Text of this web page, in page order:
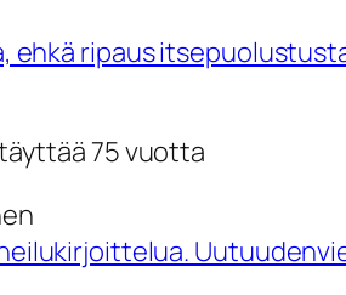
ehkä ripaus
75 vuotta